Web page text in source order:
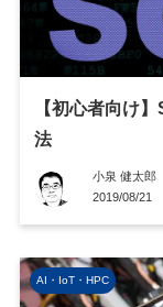
【初心者向け
法
小泉 健太郎
2019/08/21
AI・IoT・HPC